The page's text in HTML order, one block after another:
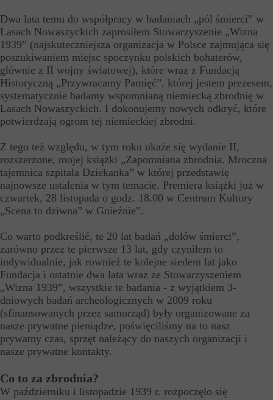
Dwa lata temu do współpracy w badaniach „pól śmierci” w
Lasach Nowaszyckich zaprosiłem Stowarzyszenie „Wizna
1939” (najskuteczniejsza organizacja w Polsce zajmująca się
poszukiwaniem miejsc spoczynku polskich bohaterów,
głównie z II wojny światowej), które wraz z Fundacją
Historyczną „Przywracamy Pamięć”, której jestem prezesem,
systematycznie badamy wspomnianą niemiecką zbrodnię w
Lasach Nowaszyckich. I dokonujemy nowych odkryć, które
potwierdzają ogrom tej niemieckiej zbrodni.
Z tego też względu, w tym roku ukaże się wydanie II,
rozszerzone, mojej książki „Zapomniana zbrodnia. Mroczna
tajemnica szpitala Dziekanka” w której przedstawię
najnowsze ustalenia w tym temacie. Premiera książki już w
czwartek, 28 listopada o godz. 18.00 w Centrum Kultury
„Scena to dziwna” w Gnieźnie”.
Co warto podkreślić, te 20 lat badań „dołów śmierci”,
zarówno przez te pierwsze 13 lat, gdy czyniłem to
indywidualnie, jak rownież te kolejne siedem lat jako
Fundacja i ostatnie dwa lata wraz ze Stowarzyszeniem
„Wizna 1939”, wszystkie te badania - z wyjątkiem 3-
dniowych badań archeologicznych w 2009 roku
(sfinansowanych przez samorząd) były organizowane za
nasze prywatne pieniądze, poświęciliśmy na to nasz
prywatny czas, sprzęt należący do naszych organizacji i
nasze prywatne kontakty.
Co to za zbrodnia?
W październiku i listopadzie 1939 r. rozpoczęło się